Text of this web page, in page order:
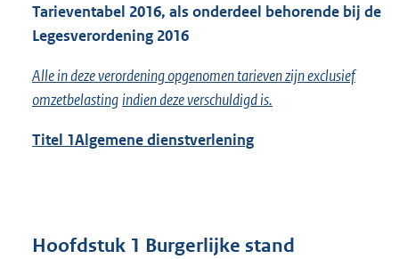
Tarieventabel 2016, als onderdeel behorende bij de
Legesverordening 2016
Alle in deze verordening opgenomen tarieven zijn exclusief
omzetbelasting indien deze verschuldigd is.
Titel 1Algemene dienstverlening
Hoofdstuk 1 Burgerlijke stand